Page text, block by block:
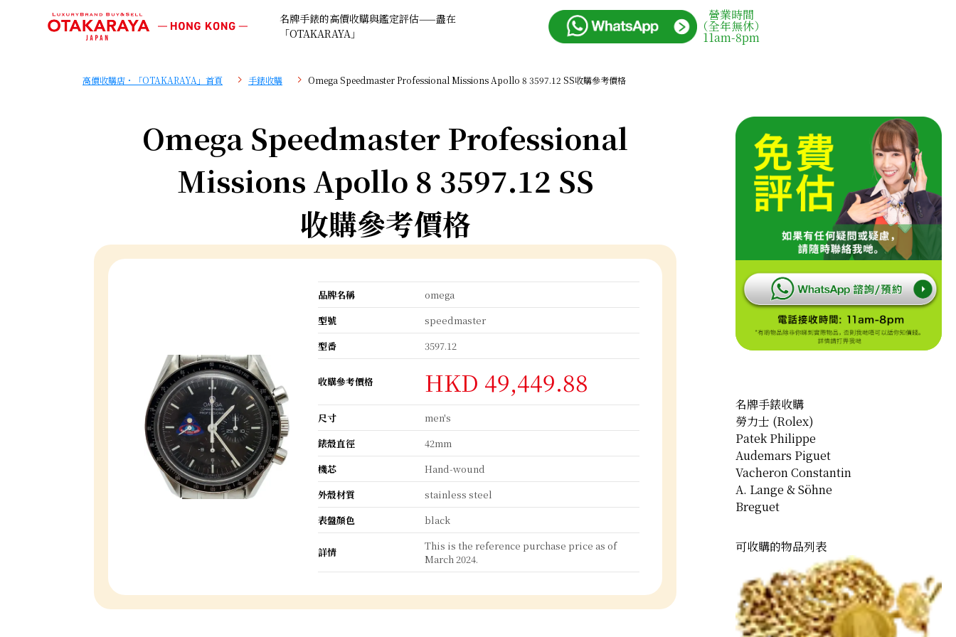
名牌手錶的高價收購與鑑定評估——盡在
「OTAKARAYA」
營業時間
（全年無休）
11am-8pm
高價收購店・「OTAKARAYA」首頁 手錶收購 Omega Speedmaster Professional Missions Apollo 8 3597.12 SS收購參考價格
Omega Speedmaster Professional
Missions Apollo 8 3597.12 SS
收購參考價格
品牌名稱
omega
型號
speedmaster
型番
3597.12
收購參考價格 HKD 49,449.88
尺寸
men's
錶殼直徑
42mm
機芯
Hand-wound
外殼材質
stainless steel
表盤顏色
black
詳情
This is the reference purchase price as of
March 2024.
名牌手錶收購
勞力士 (Rolex)
Patek Philippe
Audemars Piguet
Vacheron Constantin
A. Lange & Söhne
Breguet
可收購的物品列表